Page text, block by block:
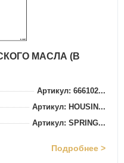
МАСЛА (В
Артикул: 666102...
Артикул: HOUSIN...
Артикул: SPRING...
Подробнее >